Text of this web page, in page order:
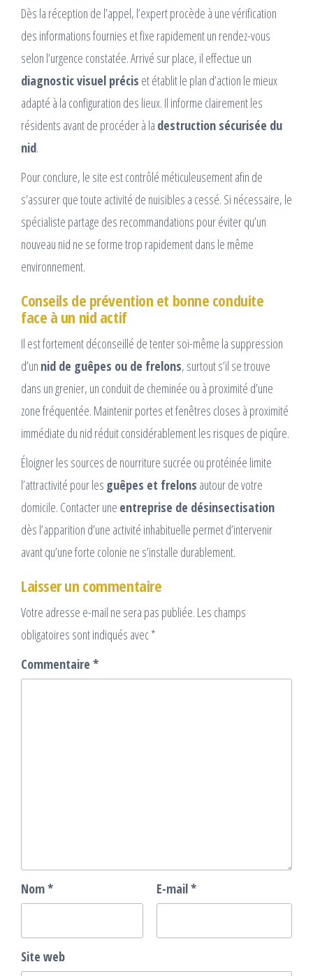
Dès la réception de l’appel, l’expert procède à une vérification
des informations fournies et fixe rapidement un rendez-vous
selon l’urgence constatée. Arrivé sur place, il effectue un
diagnostic visuel précis et établit le plan d’action le mieux
adapté à la configuration des lieux. Il informe clairement les
résidents avant de procéder à la destruction sécurisée du
nid.
Pour conclure, le site est contrôlé méticuleusement afin de
s’assurer que toute activité de nuisibles a cessé. Si nécessaire, le
spécialiste partage des recommandations pour éviter qu’un
nouveau nid ne se forme trop rapidement dans le même
environnement.
Conseils de prévention et bonne conduite
face à un nid actif
Il est fortement déconseillé de tenter soi-même la suppression
d’un nid de guêpes ou de frelons, surtout s’il se trouve
dans un grenier, un conduit de cheminée ou à proximité d’une
zone fréquentée. Maintenir portes et fenêtres closes à proximité
immédiate du nid réduit considérablement les risques de piqûre.
Éloigner les sources de nourriture sucrée ou protéinée limite
l’attractivité pour les guêpes et frelons autour de votre
domicile. Contacter une entreprise de désinsectisation
dès l’apparition d’une activité inhabituelle permet d’intervenir
avant qu’une forte colonie ne s’installe durablement.
Laisser un commentaire
Votre adresse e-mail ne sera pas publiée. Les champs
obligatoires sont indiqués avec*
Commentaire *
Nom* E-mail*
Site web